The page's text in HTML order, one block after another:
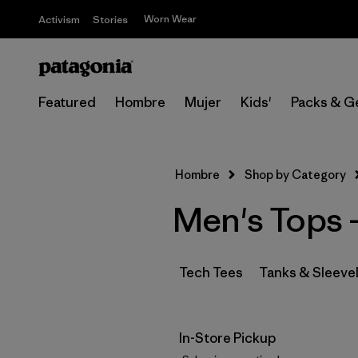
Activism Stories Worn Wear
Featured Hombre Mujer Kids' Packs &
Hombre Shop by Category
Men's
Tech Tees Tanks &
In-Store Pickup